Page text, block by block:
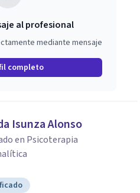
al profesional
mediante mensaje
completo
Isunza Alonso
en Psicoterapia